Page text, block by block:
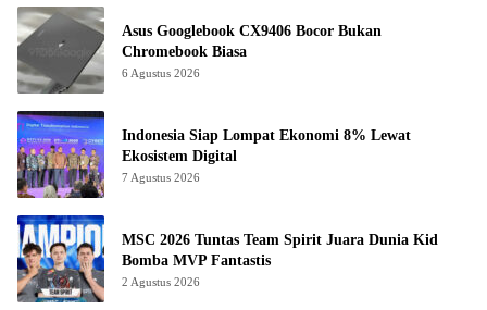
Asus Googlebook CX9406 Bocor Bukan
Chromebook Biasa
6 Agustus 2026
Indonesia Siap Lompat Ekonomi 8% Lewat
Ekosistem Digital
7 Agustus 2026
MSC 2026 Tuntas Team Spirit Juara Dunia Kid
Bomba MVP Fantastis
2 Agustus 2026